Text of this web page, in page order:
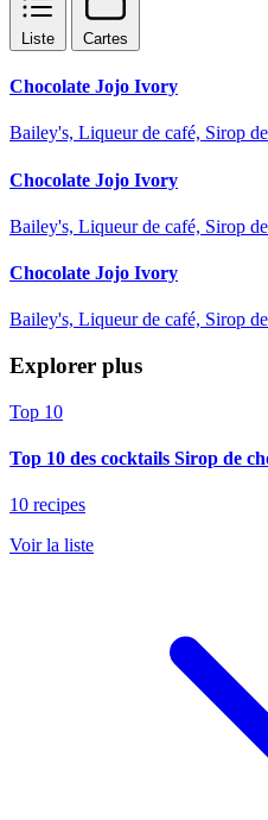
Liste Cartes
Chocolate Jojo Ivory
Bailey's, Liqueur de café, Sirop
Chocolate Jojo Ivory
Bailey's, Liqueur de café, Sirop
Chocolate Jojo Ivory
Bailey's, Liqueur de café, Sirop
Explorer plus
Top 10
Top 10 des cocktails Sirop de
10 recipes
Voir la liste